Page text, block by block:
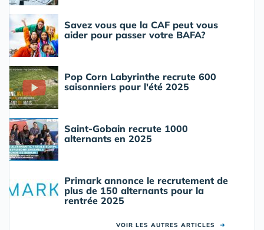
Savez vous que la CAF peut vous
aider pour passer votre BAFA?
Pop Corn Labyrinthe recrute 600
saisonniers pour l'été 2025
Saint-Gobain recrute 1000
alternants en 2025
Primark annonce le recrutement de
plus de 150 alternants pour la
rentrée 2025
VOIR LES AUTRES ARTICLES ➜